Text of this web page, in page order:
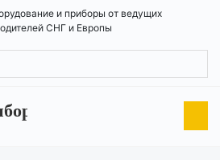
и приборы от ведущих
СНГ и Европы